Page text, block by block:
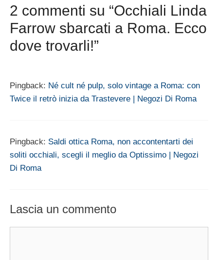
2 commenti su “Occhiali Linda
Farrow sbarcati a Roma. Ecco
dove trovarli!”
Pingback: Né cult né pulp, solo vintage a Roma: con
Twice il retrò inizia da Trastevere | Negozi Di Roma
Pingback: Saldi ottica Roma, non accontentarti dei
soliti occhiali, scegli il meglio da Optissimo | Negozi
Di Roma
Lascia un commento